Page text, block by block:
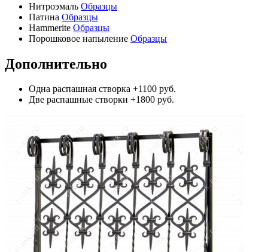
Нитроэмаль Образцы
Патина Образцы
Hammerite Образцы
Порошковое напыление Образцы
Дополнительно
Одна распашная створка +1100 руб.
Две распашные створки +1800 руб.